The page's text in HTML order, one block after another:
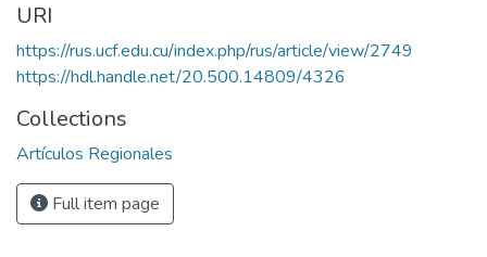
URI
https://rus.ucf.edu.cu/index.php/rus/article/view/2749
https://hdl.handle.net/20.500.14809/4326
Collections
Artículos Regionales
Full item page